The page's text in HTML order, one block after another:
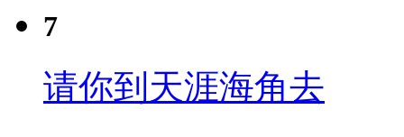
7
请你到天涯海角去